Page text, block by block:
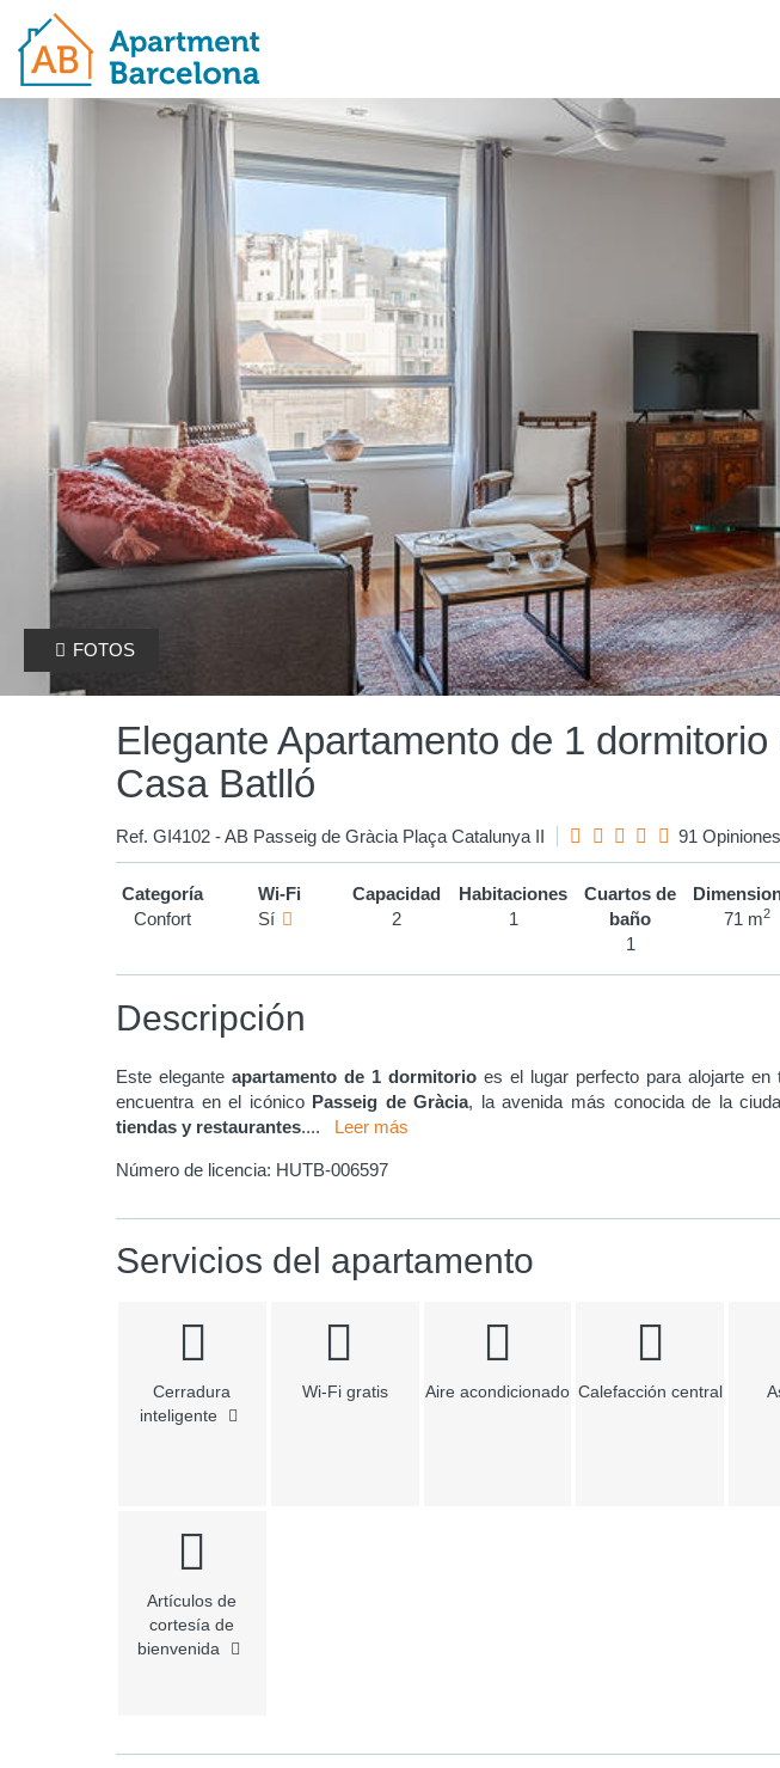
FOTOS
Elegante Apartamento de 1
Casa Batlló
Ref. GI4102 - AB Passeig de Gràcia Plaça Catalunya II 91 Opiniones
Categoría
Confort
Wi-Fi
Sí
Capacidad
2
Habitaciones
1
Cuartos de
baño
1
71 m2
Descripción
Este eleganteapartamento de 1 dormitorio es el lugar perfecto para alojarte
encuentra en el icónico Passeig de Gràcia, la avenida más conocida de la
tiendas y restaurantes.... Leer más
Número de licencia: HUTB-006597
Servicios del apartamento
Cerradura
inteligente
Wi-Fi gratis Aire acondicionado Calefacción central
Artículos de
cortesía de
bienvenida